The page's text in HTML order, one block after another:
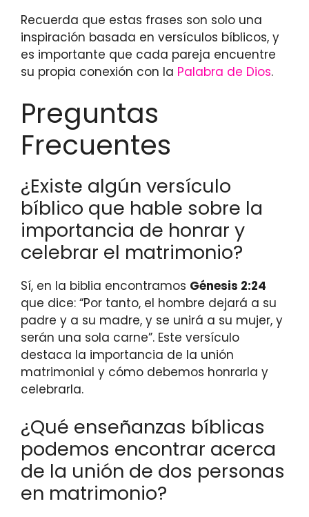
Recuerda que estas frases son solo una
inspiración basada en versículos bíblicos, y
es importante que cada pareja encuentre
su propia conexión con la Palabra de Dios.
Preguntas
Frecuentes
¿Existe algún versículo
bíblico que hable sobre la
importancia de honrar y
celebrar el matrimonio?
Sí, en la biblia encontramos Génesis 2:24
que dice: “Por tanto, el hombre dejará a su
padre y a su madre, y se unirá a su mujer, y
serán una sola carne”. Este versículo
destaca la importancia de la unión
matrimonial y cómo debemos honrarla y
celebrarla.
¿Qué enseñanzas bíblicas
podemos encontrar acerca
de la unión de dos personas
en matrimonio?